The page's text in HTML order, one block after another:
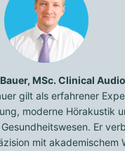
MSc. Clinical
gilt als erfahrener
moderne Hörakustik
Er
mit akademischem